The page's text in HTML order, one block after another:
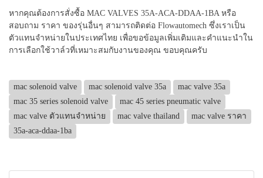
หากคุณต้องการสั่งซื้อ MAC VALVES 35A-ACA-DDAA-1BA หรือ
สอบถาม ราคา ของรุ่นอื่นๆ สามารถติดต่อ Flowautomech ซึ่งเราเป็น
ตัวแทนจำหน่ายในประเทศไทย เพื่อขอข้อมูลเพิ่มเติมและคำแนะนำใน
การเลือกใช้วาล์วที่เหมาะสมกับงานของคุณ ขอบคุณครับ
mac solenoid valve mac solenoid valve 35a
mac valve 35a
mac 35 series solenoid valve
mac 45 series pneumatic valve
mac valve ตัวแทนจำหน่าย
mac valve thailand
mac valve ราคา
35a-aca-ddaa-1ba